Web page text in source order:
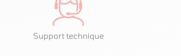
Support technique